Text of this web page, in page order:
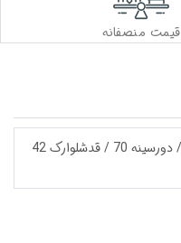
قیمت منصفانه
2تا3سالونیم / قدتیشرت 37 / دورسینه 70 / قدشلوارک 42